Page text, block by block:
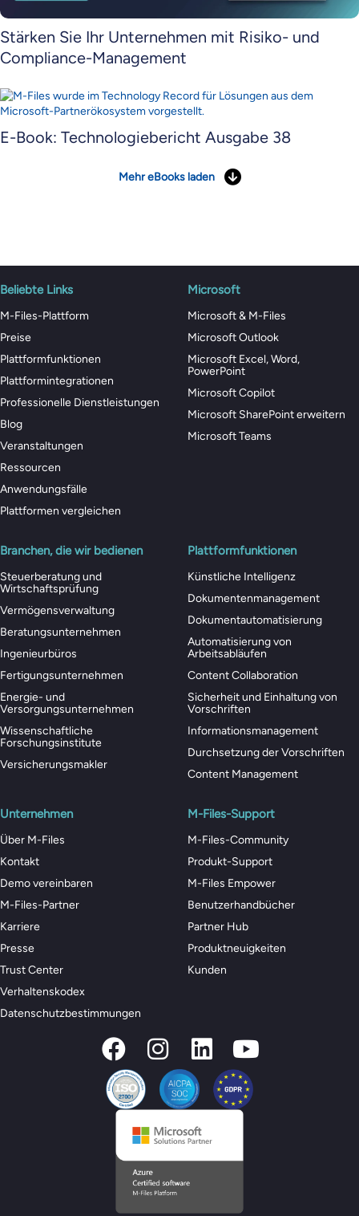
Stärken Sie Ihr Unternehmen mit Risiko- und
Compliance-Management
E-Book: Technologiebericht Ausgabe 38
Mehr eBooks laden
Beliebte Links
M-Files-Plattform
Preise
Plattformfunktionen
Plattformintegrationen
Professionelle Dienstleistungen
Blog
Veranstaltungen
Ressourcen
Anwendungsfälle
Plattformen vergleichen
Microsoft
Microsoft & M-Files
Microsoft Outlook
Microsoft Excel, Word,
PowerPoint
Microsoft Copilot
Microsoft SharePoint erweitern
Microsoft Teams
Branchen, die wir bedienen
Steuerberatung und
Wirtschaftsprüfung
Vermögensverwaltung
Beratungsunternehmen
Ingenieurbüros
Fertigungsunternehmen
Energie- und
Versorgungsunternehmen
Wissenschaftliche
Forschungsinstitute
Versicherungsmakler
Plattformfunktionen
Künstliche Intelligenz
Dokumentenmanagement
Dokumentautomatisierung
Automatisierung von
Arbeitsabläufen
Content Collaboration
Sicherheit und Einhaltung von
Vorschriften
Informationsmanagement
Durchsetzung der Vorschriften
Content Management
Unternehmen
Über M-Files
Kontakt
Demo vereinbaren
M-Files-Partner
Karriere
Presse
Trust Center
Verhaltenskodex
Datenschutzbestimmungen
M-Files-Support
M-Files-Community
Produkt-Support
M-Files Empower
Benutzerhandbücher
Partner Hub
Produktneuigkeiten
Kunden